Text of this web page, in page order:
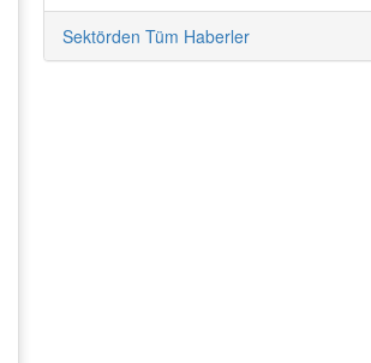
Sektörden Tüm Haberler